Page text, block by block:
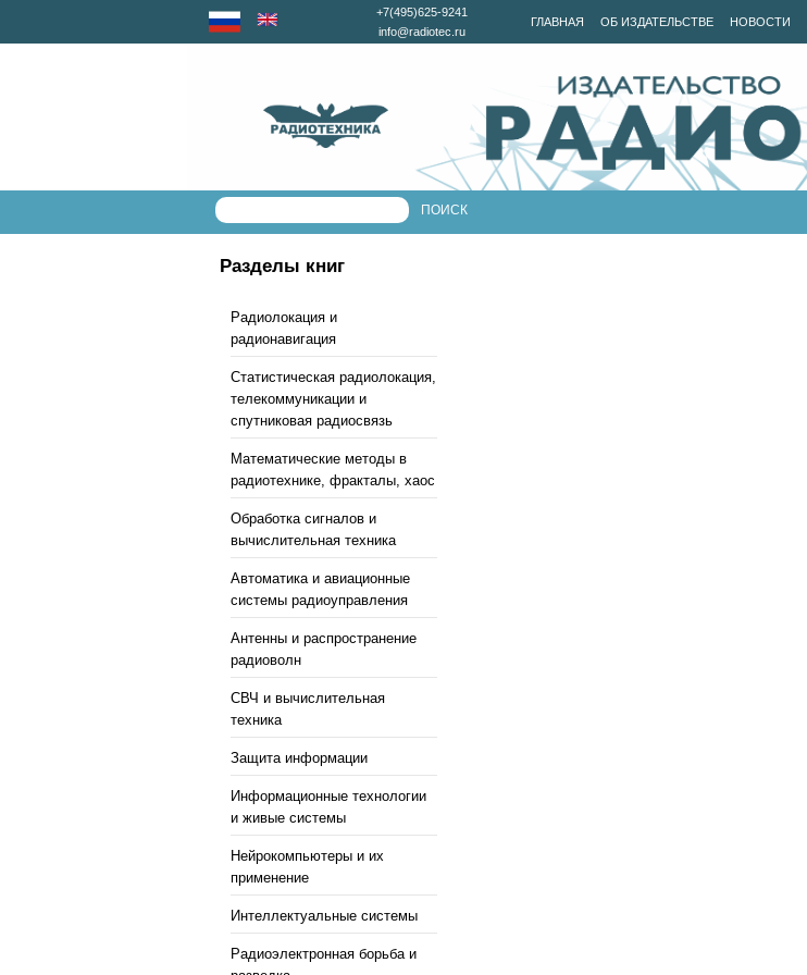
ГЛАВНАЯ ОБ ИЗДАТЕЛЬСТВЕ НОВОСТИ
+7(495)625-9241
info@radiotec.ru
Разделы книг
Радиолокация и
радионавигация
Статистическая радиолокация,
телекоммуникации и
спутниковая радиосвязь
Математические методы в
радиотехнике, фракталы, хаос
Обработка сигналов и
вычислительная техника
Автоматика и авиационные
системы радиоуправления
Антенны и распространение
радиоволн
СВЧ и вычислительная
техника
Защита информации
Информационные технологии
и живые системы
Нейрокомпьютеры и их
применение
Интеллектуальные системы
Радиоэлектронная борьба и